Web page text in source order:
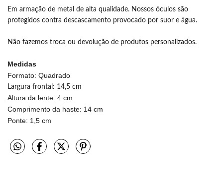
Em armação de metal de alta qualidade. Nossos óculos são
protegidos contra descascamento provocado por suor e água.
Não fazemos troca ou devolução de produtos personalizados.
Medidas
Formato: Quadrado
Largura frontal: 14,5 cm
Altura da lente: 4 cm
Comprimento da haste: 14 cm
Ponte: 1,5 cm